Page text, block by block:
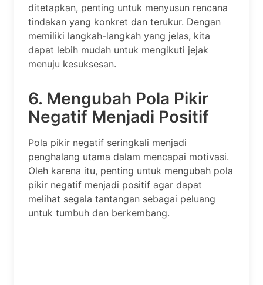
ditetapkan, penting untuk menyusun rencana
tindakan yang konkret dan terukur. Dengan
memiliki langkah-langkah yang jelas, kita
dapat lebih mudah untuk mengikuti jejak
menuju kesuksesan.
6. Mengubah Pola Pikir
Negatif Menjadi Positif
Pola pikir negatif seringkali menjadi
penghalang utama dalam mencapai motivasi.
Oleh karena itu, penting untuk mengubah pola
pikir negatif menjadi positif agar dapat
melihat segala tantangan sebagai peluang
untuk tumbuh dan berkembang.